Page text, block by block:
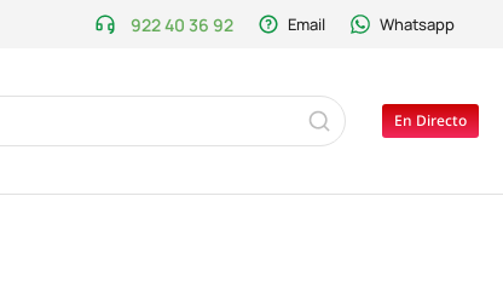
922 40 36 92 Email Whatsapp
En Directo